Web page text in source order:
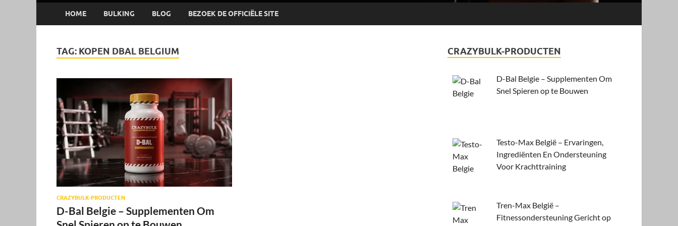
HOME BULKING BLOG BEZOEK DE OFFICIËLE SITE
TAG: KOPEN DBAL BELGIUM
CRAZYBULK-PRODUCTEN
D-Bal Belgie – Supplementen Om
CRAZYBULK-PRODUCTEN
D-Bal Belgie – Supplementen Om
Snel Spieren op te Bouwen
Testo-Max België – Ervaringen,
Ingrediënten En Ondersteuning
Voor Krachttraining
Tren-Max België –
Fitnessondersteuning Gericht op